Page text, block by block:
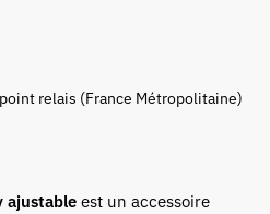
relais (France Métropolitaine)
ajustable est un accessoire